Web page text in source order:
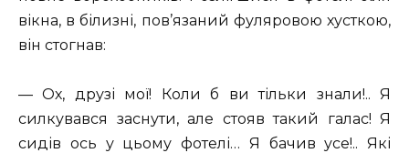
вікна, в білизні, пов’язаний фуляровою хусткою,
він стогнав:
— Ох, друзі мої! Коли б ви тільки знали!.. Я
силкувався заснути, але стояв такий галас! Я
сидів ось у цьому фотелі… Я бачив усе!.. Які